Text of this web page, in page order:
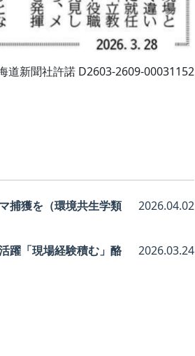
道新聞社許諾 D2603-2609-00031152
捕獲を（環境共生学類
2026.04.02
躍「現場経験積む」酪
2026.03.24